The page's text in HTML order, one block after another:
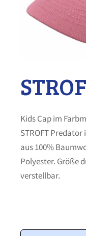
Kids Cap im
STROFT
aus 100%
Polyester. Größe
verstellbar.